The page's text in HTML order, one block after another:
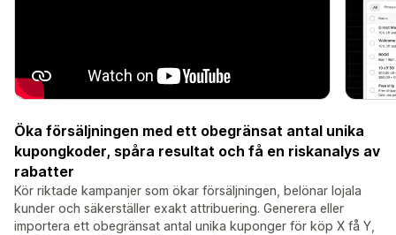
Öka försäljningen med ett obegränsat antal unika
kupongkoder, spåra resultat och få en riskanalys av
rabatter
Kör riktade kampanjer som ökar försäljningen, belönar lojala
kunder och säkerställer exakt attribuering. Generera eller
importera ett obegränsat antal unika kuponger för köp X få Y,